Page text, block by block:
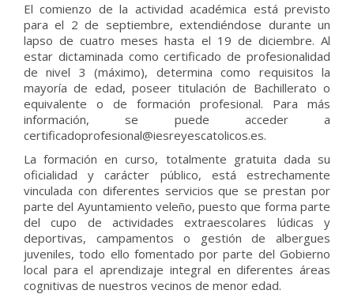
El comienzo de la actividad académica está previsto
para el 2 de septiembre, extendiéndose durante un
lapso de cuatro meses hasta el 19 de diciembre. Al
estar dictaminada como certificado de profesionalidad
de nivel 3 (máximo), determina como requisitos la
mayoría de edad, poseer titulación de Bachillerato o
equivalente o de formación profesional. Para más
información, se puede acceder a
certificadoprofesional@iesreyescatolicos.es.
La formación en curso, totalmente gratuita dada su
oficialidad y carácter público, está estrechamente
vinculada con diferentes servicios que se prestan por
parte del Ayuntamiento veleño, puesto que forma parte
del cupo de actividades extraescolares lúdicas y
deportivas, campamentos o gestión de albergues
juveniles, todo ello fomentado por parte del Gobierno
local para el aprendizaje integral en diferentes áreas
cognitivas de nuestros vecinos de menor edad.